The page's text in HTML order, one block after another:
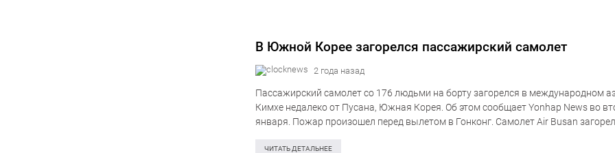
В Южной Корее загорелся пассажирский самолет
2 года назад
Пассажирский самолет со 176 людьми на борту загорелся в международном
Кимхе недалеко от Пусана, Южная Корея. Об этом сообщает Yonhap News во
января. Пожар произошел перед вылетом в Гонконг. Самолет Air Busan
ЧИТАТЬ ДЕТАЛЬНЕЕ